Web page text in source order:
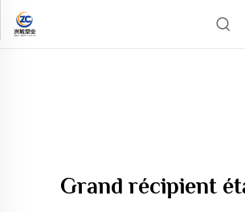
Grand récipient